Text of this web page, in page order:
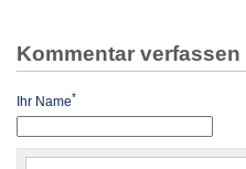
Kommentar verfassen
Ihr Name*